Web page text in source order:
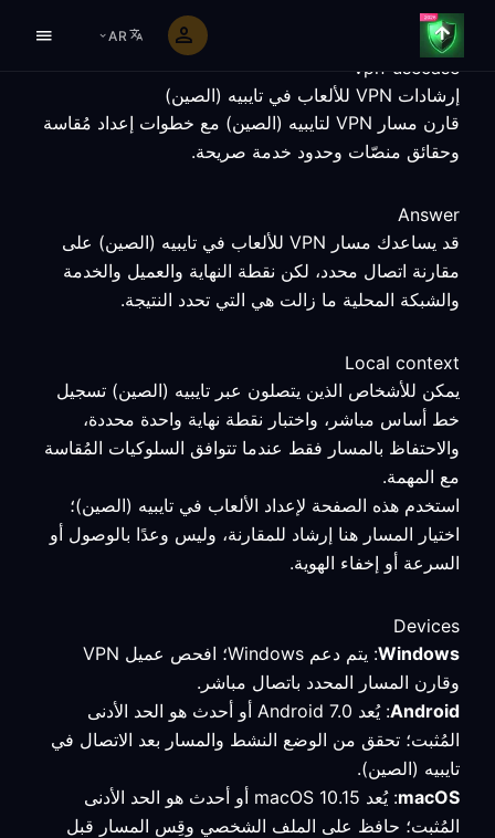
AR
vpn-usecase
إرشادات VPN للألعاب في تايبيه (الصين)
قارن مسار VPN لتايبيه (الصين) مع خطوات إعداد مُقاسة
وحقائق منصّات وحدود خدمة صريحة.
Answer
قد يساعدك مسار VPN للألعاب في تايبيه (الصين) على
مقارنة اتصال محدد، لكن نقطة النهاية والعميل والخدمة
والشبكة المحلية ما زالت هي التي تحدد النتيجة.
Local context
يمكن للأشخاص الذين يتصلون عبر تايبيه (الصين) تسجيل
خط أساس مباشر، واختبار نقطة نهاية واحدة محددة،
والاحتفاظ بالمسار فقط عندما تتوافق السلوكيات المُقاسة
مع المهمة.
استخدم هذه الصفحة لإعداد الألعاب في تايبيه (الصين)؛
اختيار المسار هنا إرشاد للمقارنة، وليس وعدًا بالوصول أو
السرعة أو إخفاء الهوية.
Devices
Windows
: يتم دعم Windows؛ افحص عميل VPN
وقارن المسار المحدد باتصال مباشر.
Android
: يُعد Android 7.0 أو أحدث هو الحد الأدنى
المُثبت؛ تحقق من الوضع النشط والمسار بعد الاتصال في
تايبيه (الصين).
macOS
: يُعد macOS 10.15 أو أحدث هو الحد الأدنى
المُثبت؛ حافظ على الملف الشخصي وقِس المسار قبل